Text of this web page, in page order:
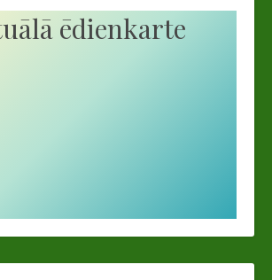
ēdienkarte